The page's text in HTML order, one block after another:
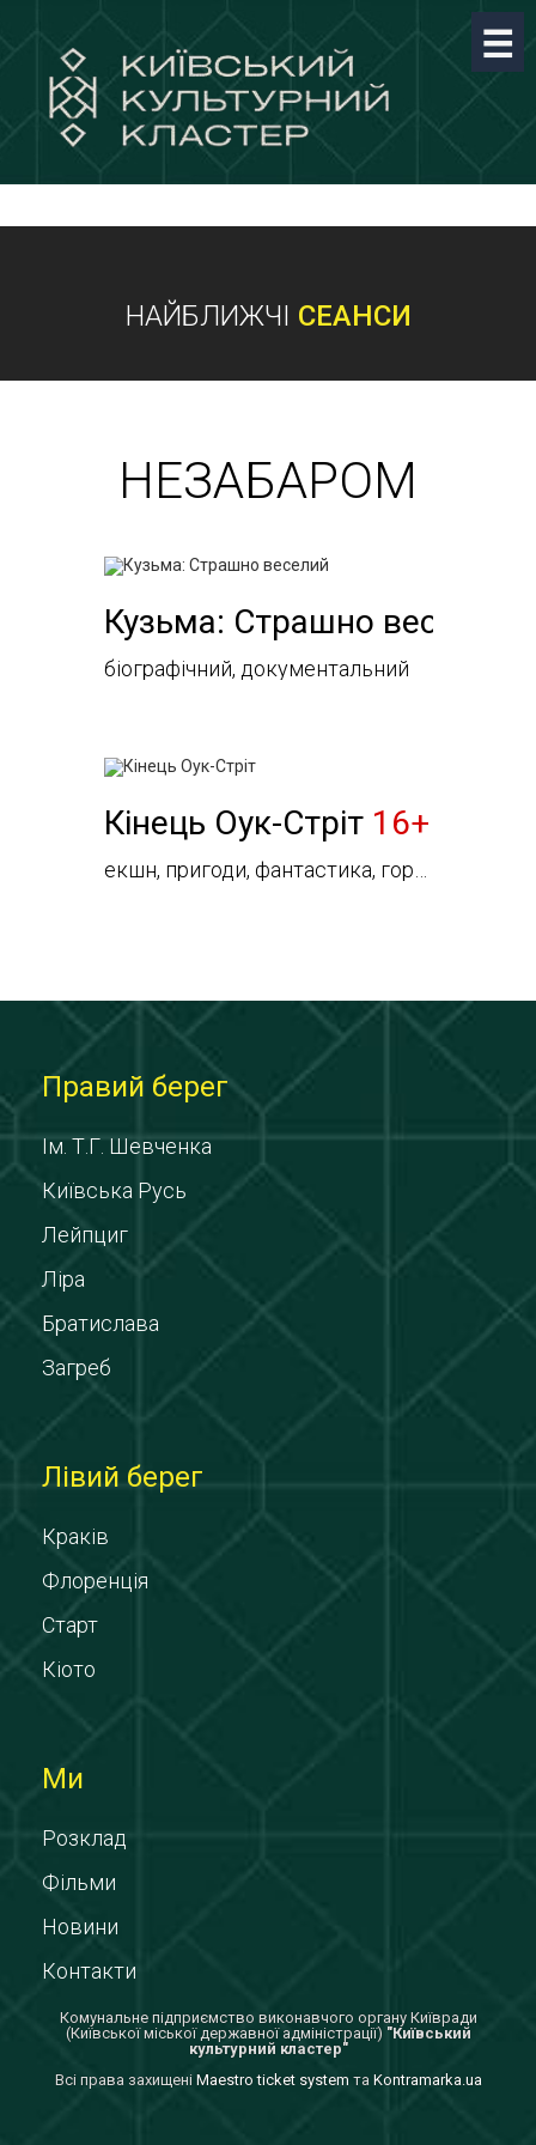
НАЙБЛИЖЧІ СЕАНСИ
НЕЗАБАРОМ
Кузьма: Страшно веселий
біографічний, документальний
Кінець Оук-Стріт 16+
Правий берег
Ім. Т.Г. Шевченка
Київська Русь
Лейпциг
Ліра
Братислава
Загреб
Лівий берег
Краків
Флоренція
Старт
Кіото
Ми
Розклад
Фільми
Новини
Контакти
Комунальне підприємство виконавчого органу Київради
(Київської міської державної адміністрації) "Київський
культурний кластер"
Всi права захищенi Maestro ticket system та Kontramarka.ua